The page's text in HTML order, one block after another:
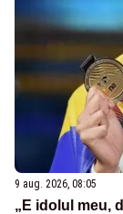
9 aug. 2026, 08:05
„E idolul meu,